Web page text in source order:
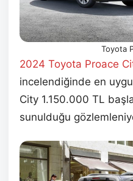
Toyota
2024 Toyota Proace
incelendiğinde en
City 1.150.000 TL
sunulduğu